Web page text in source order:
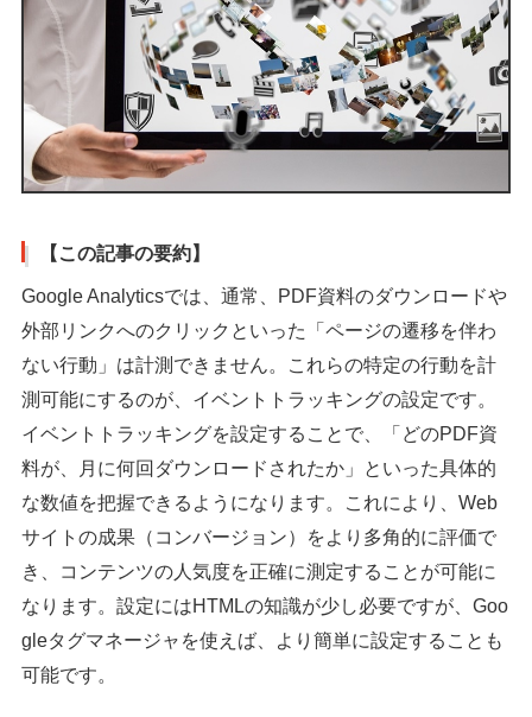
【この記事の要約】
Google Analyticsでは、通常、PDF資料のダウンロードや
外部リンクへのクリックといった「ページの遷移を伴わ
ない行動」は計測できません。これらの特定の行動を計
測可能にするのが、イベントトラッキングの設定です。
イベントトラッキングを設定することで、「どのPDF資
料が、月に何回ダウンロードされたか」といった具体的
な数値を把握できるようになります。これにより、Web
サイトの成果（コンバージョン）をより多角的に評価で
き、コンテンツの人気度を正確に測定することが可能に
なります。設定にはHTMLの知識が少し必要ですが、Goo
gleタグマネージャを使えば、より簡単に設定することも
可能です。